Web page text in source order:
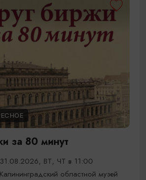
за 80 минут
ВТ, ЧТ в 11:00
областной музей